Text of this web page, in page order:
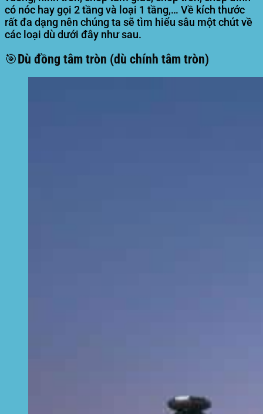
có nóc hay gọi 2 tầng và loại 1 tầng,… Về kích thước
rất đa dạng nên chúng ta sẽ tìm hiểu sâu một chút về
các loại dù dưới đây như sau.
🎯Dù đồng tâm tròn (dù chính tâm tròn)